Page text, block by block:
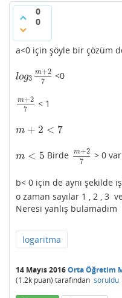
0
0
a<0 için şöyle bir çözüm
log3
m+2
7
log3 m+27 <0
m+2
7
m+27 < 1
m + 2 < 7
m+2< 7
m < 5
m< 5 Birde m+2
7
m+27 > 0
b< 0 için de aynı şekilde
o zaman sayılar 1 , 2 , 3
Neresi yanlış bulamadım
logaritma
14 Mayıs 2016Orta Öğretim
(1.2k puan) tarafından soruldu